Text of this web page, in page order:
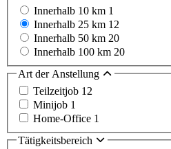
Innerhalb 10 km 1
Innerhalb 25 km 12
Innerhalb 50 km 20
Innerhalb 100 km 20
Art der Anstellung
Teilzeitjob 12
Minijob 1
Home-Office 1
Tätigkeitsbereich